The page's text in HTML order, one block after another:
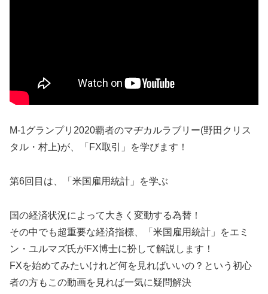
M-1グランプリ2020覇者のマヂカルラブリー(野田クリス
タル・村上)が、「FX取引」を学びます！
第6回目は、「米国雇用統計」を学ぶ
国の経済状況によって大きく変動する為替！
その中でも超重要な経済指標、「米国雇用統計」をエミ
ン・ユルマズ氏がFX博士に扮して解説します！
FXを始めてみたいけれど何を見ればいいの？という初心
者の方もこの動画を見れば一気に疑問解決